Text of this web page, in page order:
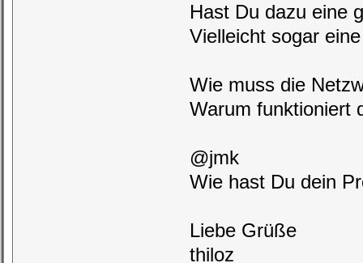
Hast Du dazu eine
Vielleicht sogar
Wie muss die
Warum funktioniert
@jmk
Wie hast Du dein
Liebe Grüße
thiloz